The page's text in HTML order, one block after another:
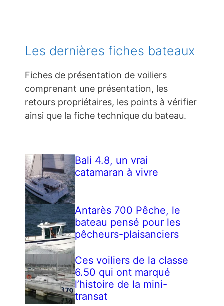
Les dernières fiches bateaux
Fiches de présentation de voiliers
comprenant une présentation, les
retours propriétaires, les points à vérifier
ainsi que la fiche technique du bateau.
Bali 4.8, un vrai
catamaran à vivre
Antarès 700 Pêche, le
bateau pensé pour les
pêcheurs-plaisanciers
Ces voiliers de la classe
6.50 qui ont marqué
l’histoire de la mini-
transat